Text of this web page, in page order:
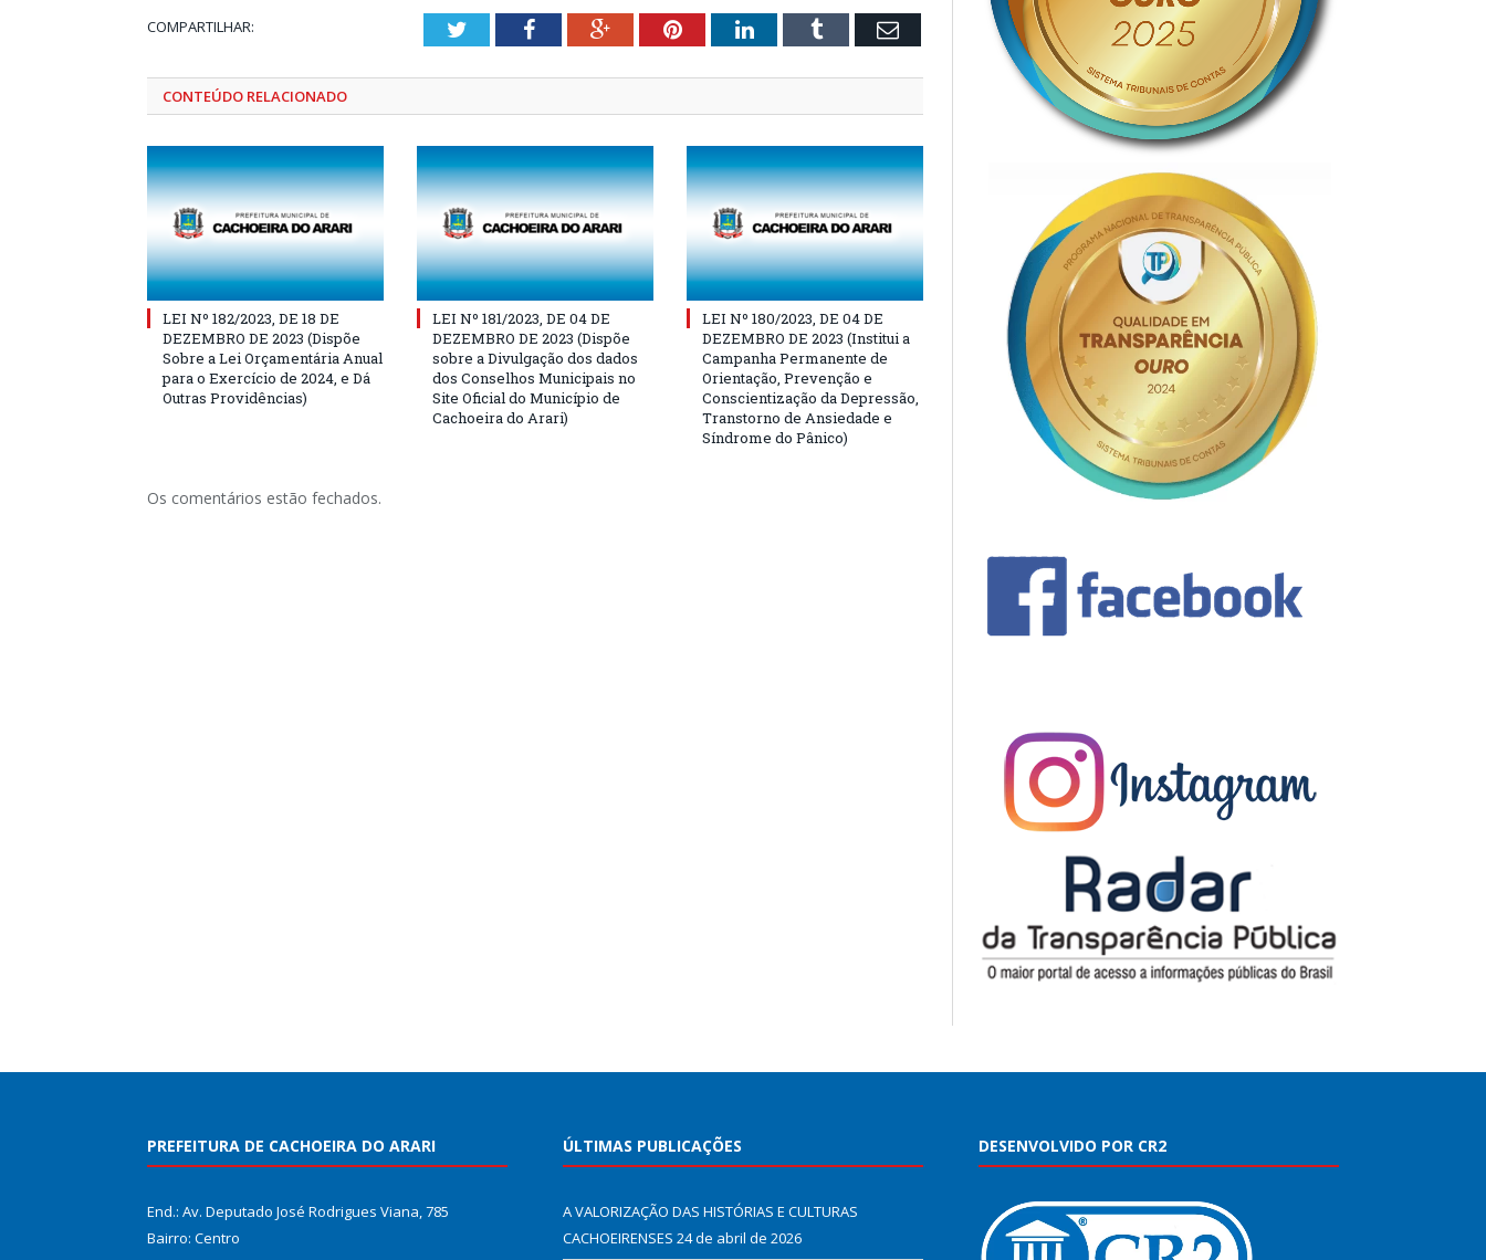
COMPARTILHAR: TwitterFacebookGoogle+PinterestLinkedInTumblr Email
CONTEÚDO RELACIONADO
LEI Nº 182/2023, DE 18 DE
DEZEMBRO DE 2023 (Dispõe
Sobre a Lei Orçamentária Anual
para o Exercício de 2024, e Dá
Outras Providências)
LEI Nº 181/2023, DE 04 DE
DEZEMBRO DE 2023 (Dispõe
sobre a Divulgação dos dados
dos Conselhos Municipais no
Site Oficial do Município de
Cachoeira do Arari)
LEI Nº 180/2023, DE 04 DE
DEZEMBRO DE 2023 (Institui a
Campanha Permanente de
Orientação, Prevenção e
Conscientização da Depressão,
Transtorno de Ansiedade e
Síndrome do Pânico)
Os comentários estão fechados.
PREFEITURA DE CACHOEIRA DO ARARI
End.: Av. Deputado José Rodrigues Viana, 785
Bairro: Centro
ÚLTIMAS PUBLICAÇÕES
A VALORIZAÇÃO DAS HISTÓRIAS E CULTURAS
CACHOEIRENSES 24 de abril de 2026
DESENVOLVIDO POR CR2